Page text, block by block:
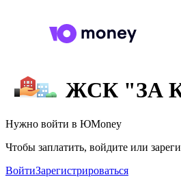
ЖСК "ЗА
Нужно войти в ЮMoney
Чтобы заплатить, войдите или
ВойтиЗарегистрироваться